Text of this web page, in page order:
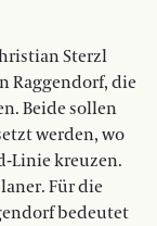
Sterzl
Raggendorf, die
Beide sollen
werden, wo
Linie kreuzen.
Für die
bedeutet